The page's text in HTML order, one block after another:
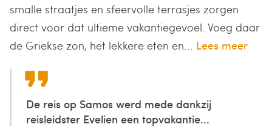
smalle straatjes en sfeervolle terrasjes zorgen
direct voor dat ultieme vakantiegevoel. Voeg daar
de Griekse zon, het lekkere eten en... Lees meer
De reis op Samos werd mede dankzij
reisleidster Evelien een topvakantie...